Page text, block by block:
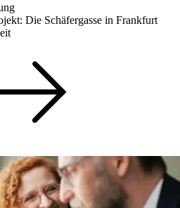
Die Schäfergasse in Frankfurt